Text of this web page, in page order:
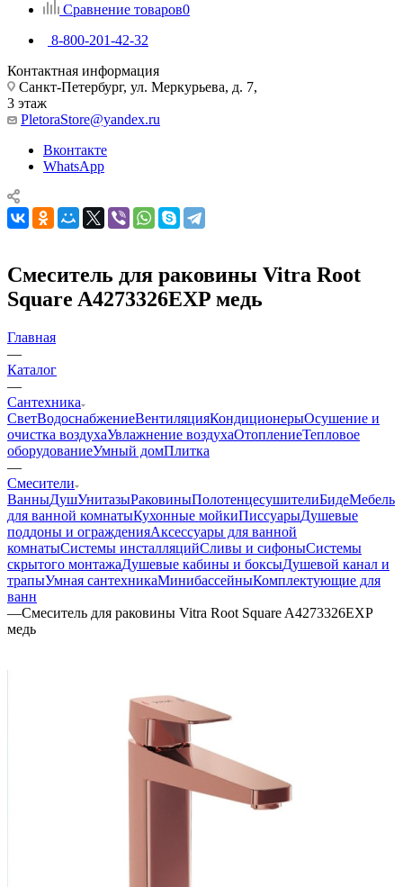
Сравнение товаров0
8-800-201-42-32
Контактная информация
Санкт-Петербург, ул. Меркурьева, д. 7,
3 этаж
PletoraStore@yandex.ru
Вконтакте
WhatsApp
Смеситель для раковины Vitra Root
Square A4273326EXP медь
Главная
—
Каталог
—
Сантехника
СветВодоснабжениеВентиляцияКондиционерыОсушение и
очистка воздухаУвлажнение воздухаОтоплениеТепловое
оборудованиеУмный домПлитка
—
Смесители
ВанныДушУнитазыРаковиныПолотенцесушителиБидеМебель
для ванной комнатыКухонные мойкиПиссуарыДушевые
поддоны и огражденияАксессуары для ванной
комнатыСистемы инсталляцийСливы и сифоныСистемы
скрытого монтажаДушевые кабины и боксыДушевой канал и
трапыУмная сантехникаМинибассейныКомплектующие для
ванн
—Смеситель для раковины Vitra Root Square A4273326EXP
медь